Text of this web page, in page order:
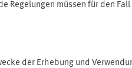
müssen für den
der Erhebung und